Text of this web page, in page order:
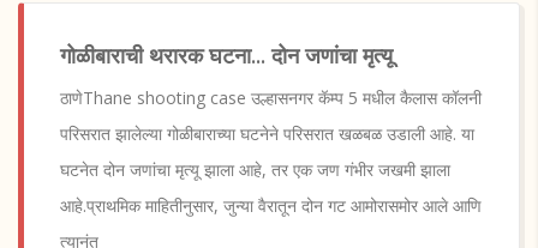
गोळीबाराची थरारक घटना... दोन जणांचा मृत्यू
ठाणेThane shooting case उल्हासनगर कॅम्प 5 मधील कैलास कॉलनी
परिसरात झालेल्या गोळीबाराच्या घटनेने परिसरात खळबळ उडाली आहे. या
घटनेत दोन जणांचा मृत्यू झाला आहे, तर एक जण गंभीर जखमी झाला
आहे.प्राथमिक माहितीनुसार, जुन्या वैरातून दोन गट आमोरासमोर आले आणि
त्यानंत